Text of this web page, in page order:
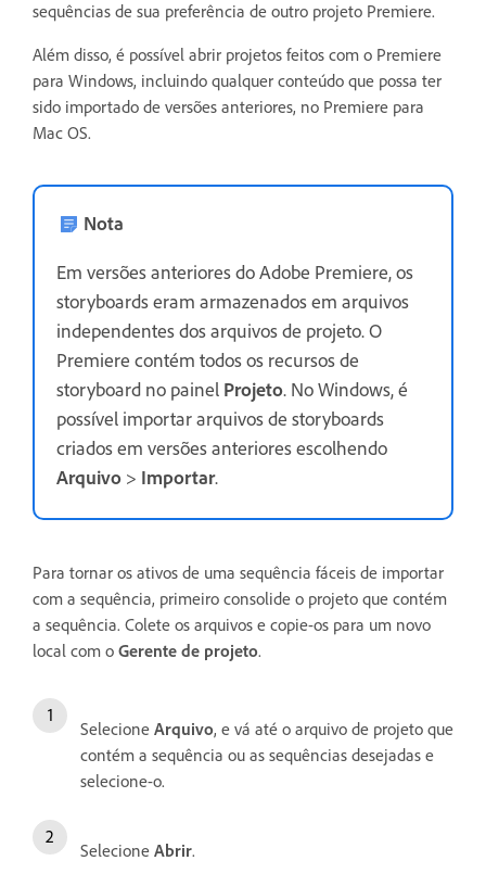
sequências de sua preferência de outro projeto Premiere.
Além disso, é possível abrir projetos feitos com o Premiere
para Windows, incluindo qualquer conteúdo que possa ter
sido importado de versões anteriores, no Premiere para
Mac OS.
Nota
Em versões anteriores do Adobe Premiere, os
storyboards eram armazenados em arquivos
independentes dos arquivos de projeto. O
Premiere contém todos os recursos de
storyboard no painel Projeto. No Windows, é
possível importar arquivos de storyboards
criados em versões anteriores escolhendo
Arquivo > Importar.
Para tornar os ativos de uma sequência fáceis de importar
com a sequência, primeiro consolide o projeto que contém
a sequência. Colete os arquivos e copie-os para um novo
local com o Gerente de projeto.
Selecione Arquivo, e vá até o arquivo de projeto que
contém a sequência ou as sequências desejadas e
selecione-o.
Selecione Abrir.